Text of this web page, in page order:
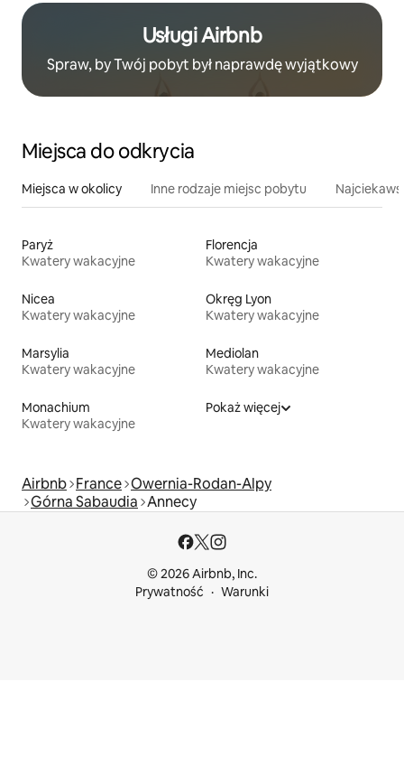
Usługi Airbnb
Spraw, by Twój pobyt był naprawdę wyjątkowy
Miejsca do odkrycia
Miejsca w okolicy Inne rodzaje miejsc pobytu
Paryż
Kwatery wakacyjne
Florencja
Kwatery wakacyjne
Nicea
Kwatery wakacyjne
Okręg Lyon
Kwatery wakacyjne
Marsylia
Kwatery wakacyjne
Mediolan
Kwatery wakacyjne
Monachium
Kwatery wakacyjne
Pokaż więcej
Airbnb France Owernia-Rodan-Alpy
Górna Sabaudia Annecy
© 2026 Airbnb, Inc.
Prywatność
Warunki